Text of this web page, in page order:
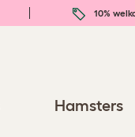
10%
Hamsters